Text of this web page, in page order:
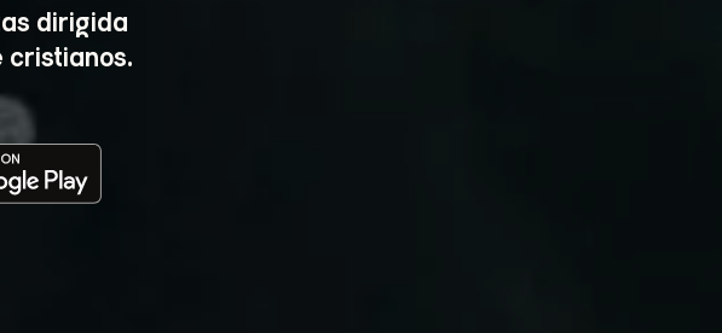
dirigida
cristianos.